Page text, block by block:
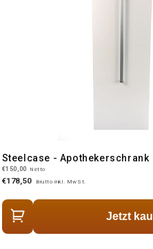
Steelcase - Apothekerschrank
€150,00 Netto
€178,50 Brutto inkl. MwSt.
Jetzt